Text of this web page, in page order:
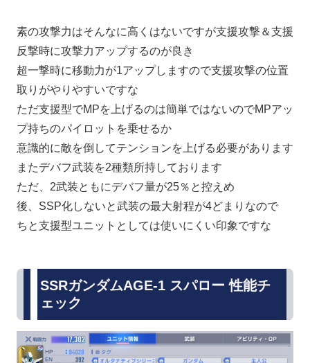
素の攻撃力はそんなに高くはないですが支援攻撃＆支援
反撃時に攻撃力アップするのが良き
超一撃時に移動力が1アップしますので支援攻撃の位置
取りがやりやすいですな
ただ支援型でMPを上げるのは簡単ではないのでMPアッ
プ持ちのパイロットを乗せるか
意識的に敵を倒してテンションを上げる必要があります
またデバフ武装を2種類所持しております
ただ、2武装ともにデバフ量が25％と控えめ
後、SSP化しないと武装の最大射程が4どまりなので
ちと支援型ユニットとしては使いにくい印象ですな
SSRガンダムAGE-1 スパロー 性能チ
ェック